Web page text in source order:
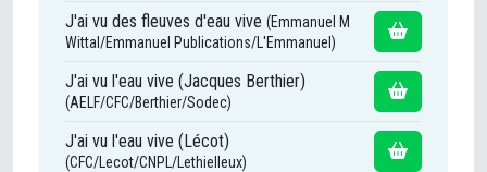
J'ai vu des fleuves d'eau vive (Emmanuel M
Wittal/Emmanuel Publications/L'Emmanuel)
J'ai vu l'eau vive (Jacques Berthier)
(AELF/CFC/Berthier/Sodec)
J'ai vu l'eau vive (Lécot)
(CFC/Lecot/CNPL/Lethielleux)